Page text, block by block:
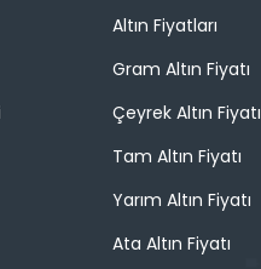
Altın Fiyatları
Gram Altın Fiyatı
Çeyrek Altın Fiyatı
Tam Altın Fiyatı
Yarım Altın Fiyatı
Ata Altın Fiyatı